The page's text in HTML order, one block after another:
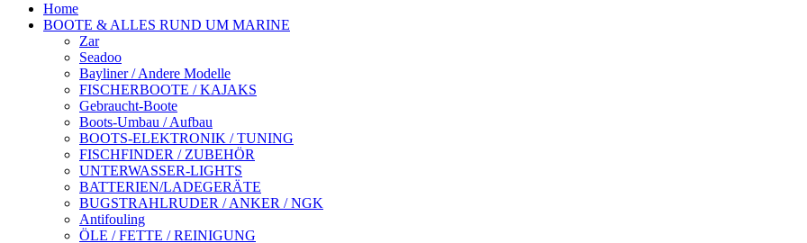
Home
BOOTE & ALLES RUND UM MARINE
Zar
Seadoo
Bayliner / Andere Modelle
FISCHERBOOTE / KAJAKS
Gebraucht-Boote
Boots-Umbau / Aufbau
BOOTS-ELEKTRONIK / TUNING
FISCHFINDER / ZUBEHÖR
UNTERWASSER-LIGHTS
BATTERIEN/LADEGERÄTE
BUGSTRAHLRUDER / ANKER / NGK
Antifouling
ÖLE / FETTE / REINIGUNG